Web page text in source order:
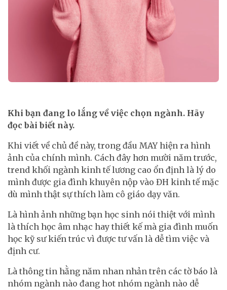
Khi bạn đang lo lắng về việc chọn ngành. Hãy
đọc bài biết này.
Khi viết về chủ đề này, trong đầu MAY hiện ra hình
ảnh của chính mình. Cách đây hơn mười năm trước,
trend khối ngành kinh tế lương cao ổn định là lý do
mình được gia đình khuyên nộp vào ĐH kinh tế mặc
dù mình thật sự thích làm cô giáo dạy văn.
Là hình ảnh những bạn học sinh nói thiệt với mình
là thích học âm nhạc hay thiết kế mà gia đình muốn
học kỹ sư kiến trúc vì được tư vấn là dễ tìm việc và
định cư.
Là thông tin hằng năm nhan nhản trên các tờ báo là
nhóm ngành nào đang hot nhóm ngành nào dễ